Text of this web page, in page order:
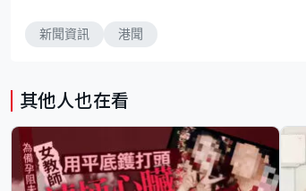
新聞資訊 港聞
其他人也在看